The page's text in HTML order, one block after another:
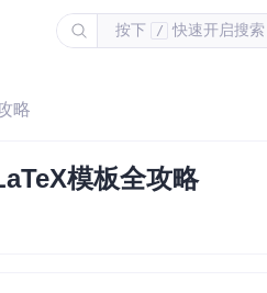
按下 / 快速开启搜索
略
模板全攻略